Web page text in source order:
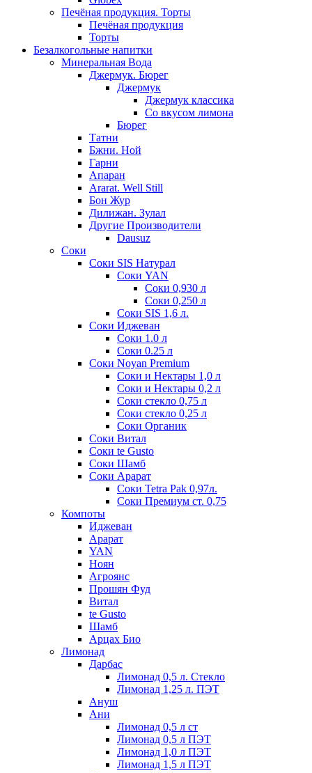
Печёная продукция. Торты
Печёная продукция
Торты
Безалкогольные напитки
Минеральная Вода
Джермук. Бюрег
Джермук
Джермук классика
Со вкусом лимона
Бюрег
Татни
Бжни. Ной
Гарни
Апаран
Ararat. Well Still
Бон Жур
Дилижан. Зулал
Другие Производители
Dausuz
Соки
Соки SIS Натурал
Соки YAN
Соки 0,930 л
Соки 0,250 л
Соки SIS 1,6 л.
Соки Иджеван
Соки 1.0 л
Соки 0.25 л
Соки Noyan Premium
Соки и Нектары 1,0 л
Соки и Нектары 0,2 л
Соки стекло 0,75 л
Соки стекло 0,25 л
Соки Органик
Соки Витал
Соки te Gusto
Соки Шамб
Соки Арарат
Соки Tetra Pak 0,97л.
Соки Премиум ст. 0,75
Компоты
Иджеван
Арарат
YAN
Ноян
Агроянс
Прошян Фуд
Витал
te Gusto
Шамб
Арцах Био
Лимонад
Дарбас
Лимонад 0,5 л. Стекло
Лимонад 1,25 л. ПЭТ
Ануш
Ани
Лимонад 0,5 л ст
Лимонад 0,5 л ПЭТ
Лимонад 1,0 л ПЭТ
Лимонад 1,5 л ПЭТ